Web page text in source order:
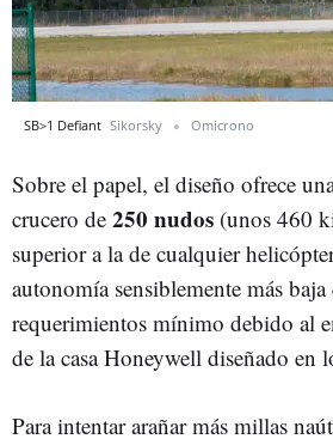
SB>1 Defiant Sikorsky Omicrono
Sobre el papel, el diseño ofrece
crucero de 250 nudos (unos 460
superior a la de cualquier
autonomía sensiblemente más
requerimientos mínimo debido al
de la casa Honeywell diseñado en
Para intentar arañar más millas